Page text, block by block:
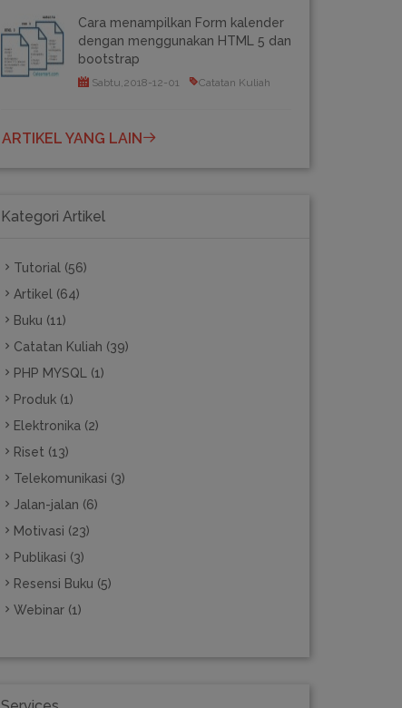
Cara menampilkan Form kalender
dengan menggunakan HTML 5 dan
bootstrap
Sabtu,2018-12-01 Catatan Kuliah
ARTIKEL YANG LAIN
Kategori Artikel
Tutorial (56)
Artikel (64)
Buku (11)
Catatan Kuliah (39)
PHP MYSQL (1)
Produk (1)
Elektronika (2)
Riset (13)
Telekomunikasi (3)
Jalan-jalan (6)
Motivasi (23)
Publikasi (3)
Resensi Buku (5)
Webinar (1)